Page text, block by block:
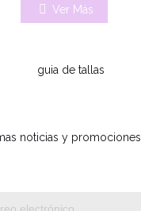
Ver Más
noticias y promociones